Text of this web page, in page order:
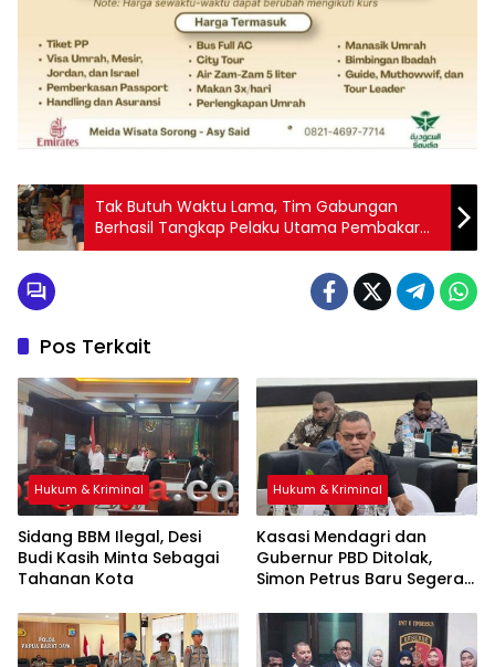
Tak Butuh Waktu Lama, Tim Gabungan
Berhasil Tangkap Pelaku Utama Pembakar
WS
Pos Terkait
Hukum & Kriminal
Sidang BBM Ilegal, Desi
Budi Kasih Minta Sebagai
Tahanan Kota
Hukum & Kriminal
Kasasi Mendagri dan
Gubernur PBD Ditolak,
Simon Petrus Baru Segera